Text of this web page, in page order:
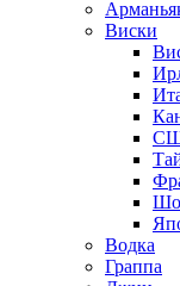
Виски
Водка
Граппа